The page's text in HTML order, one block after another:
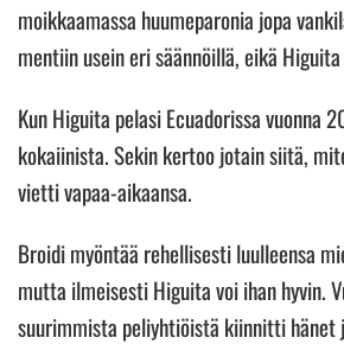
moikkaamassa huumeparonia jopa
mentiin usein eri säännöillä, eikä
Kun Higuita pelasi Ecuadorissa vuonna
kokaiinista. Sekin kertoo jotain siitä,
vietti vapaa-aikaansa.
Broidi myöntää rehellisesti luulleensa
mutta ilmeisesti Higuita voi ihan hyvin.
suurimmista peliyhtiöistä kiinnitti hänet